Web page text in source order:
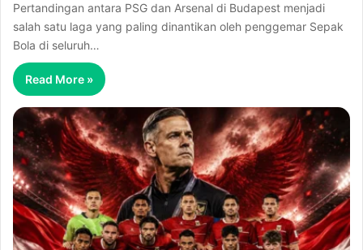
Pertandingan antara PSG dan Arsenal di Budapest menjadi
salah satu laga yang paling dinantikan oleh penggemar Sepak
Bola di seluruh…
Read More »